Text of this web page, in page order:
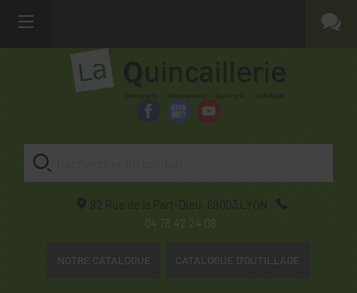
82 Rue de la Part-Dieu, 69003
LYON
04 78 42 24 08
NOTRE CATALOGUE CATALOGUE D'OUTILLAGE